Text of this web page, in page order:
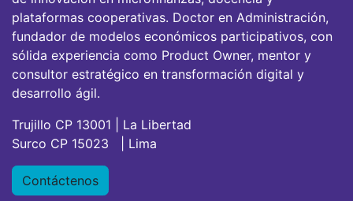
plataformas cooperativas. Doctor en Administración,
fundador de modelos económicos participativos, con
sólida experiencia como Product Owner, mentor y
consultor estratégico en transformación digital y
desarrollo ágil.
Trujillo CP 13001 | La Libertad
Surco CP 15023 | Lima
Contáctenos